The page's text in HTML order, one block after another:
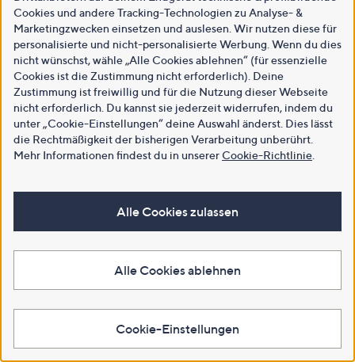
Cookies und andere Tracking-Technologien zu Analyse- &
Marketingzwecken einsetzen und auslesen. Wir nutzen diese für
personalisierte und nicht-personalisierte Werbung. Wenn du dies
nicht wünschst, wähle „Alle Cookies ablehnen“ (für essenzielle
Cookies ist die Zustimmung nicht erforderlich). Deine
Zustimmung ist freiwillig und für die Nutzung dieser Webseite
nicht erforderlich. Du kannst sie jederzeit widerrufen, indem du
unter „Cookie-Einstellungen“ deine Auswahl änderst. Dies lässt
die Rechtmäßigkeit der bisherigen Verarbeitung unberührt.
Mehr Informationen findest du in unsererCookie-Richtlinie
Alle Cookies zulassen
Alle Cookies ablehnen
Cookie-Einstellungen